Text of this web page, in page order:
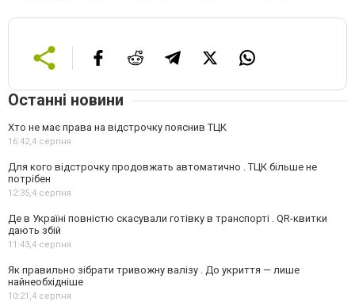
Останні новини
Хто не має права на відстрочку пояснив ТЦК
16:42, 4 серпня
Для кого відстрочку продовжать автоматично . ТЦК більше не
потрібен
12:35, 4 серпня
Де в Україні повністю скасували готівку в транспорті . QR-квитки
дають збій
11:43, 4 серпня
Як правильно зібрати тривожну валізу . До укриття — лише
найнеобхідніше
10:21, 4 серпня